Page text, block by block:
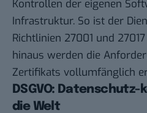
Kontrollen der eigenen
Infrastruktur. So ist der
Richtlinien 27001 und
hinaus werden die
Zertifikats vollumfänglich
DSGVO:
die Welt